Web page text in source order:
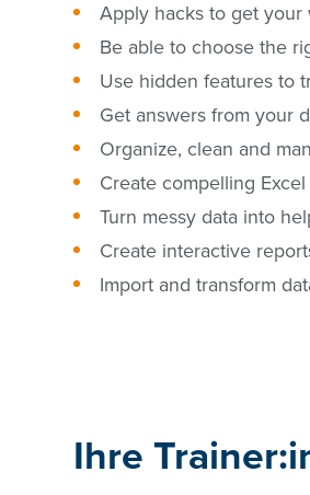
Apply hacks to get your
Be able to choose the
Use hidden features to
Get answers from your
Organize, clean and
Create compelling
Turn messy data into
Create interactive
Import and transform
Ihre